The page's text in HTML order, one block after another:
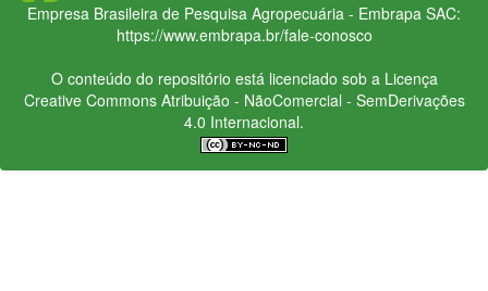
Empresa Brasileira de Pesquisa Agropecuária - Embrapa SAC:
https://www.embrapa.br/fale-conosco
O conteúdo do repositório está licenciado sob a Licença
Creative CommonsAtribuição - NãoComercial - SemDerivações
4.0 Internacional.